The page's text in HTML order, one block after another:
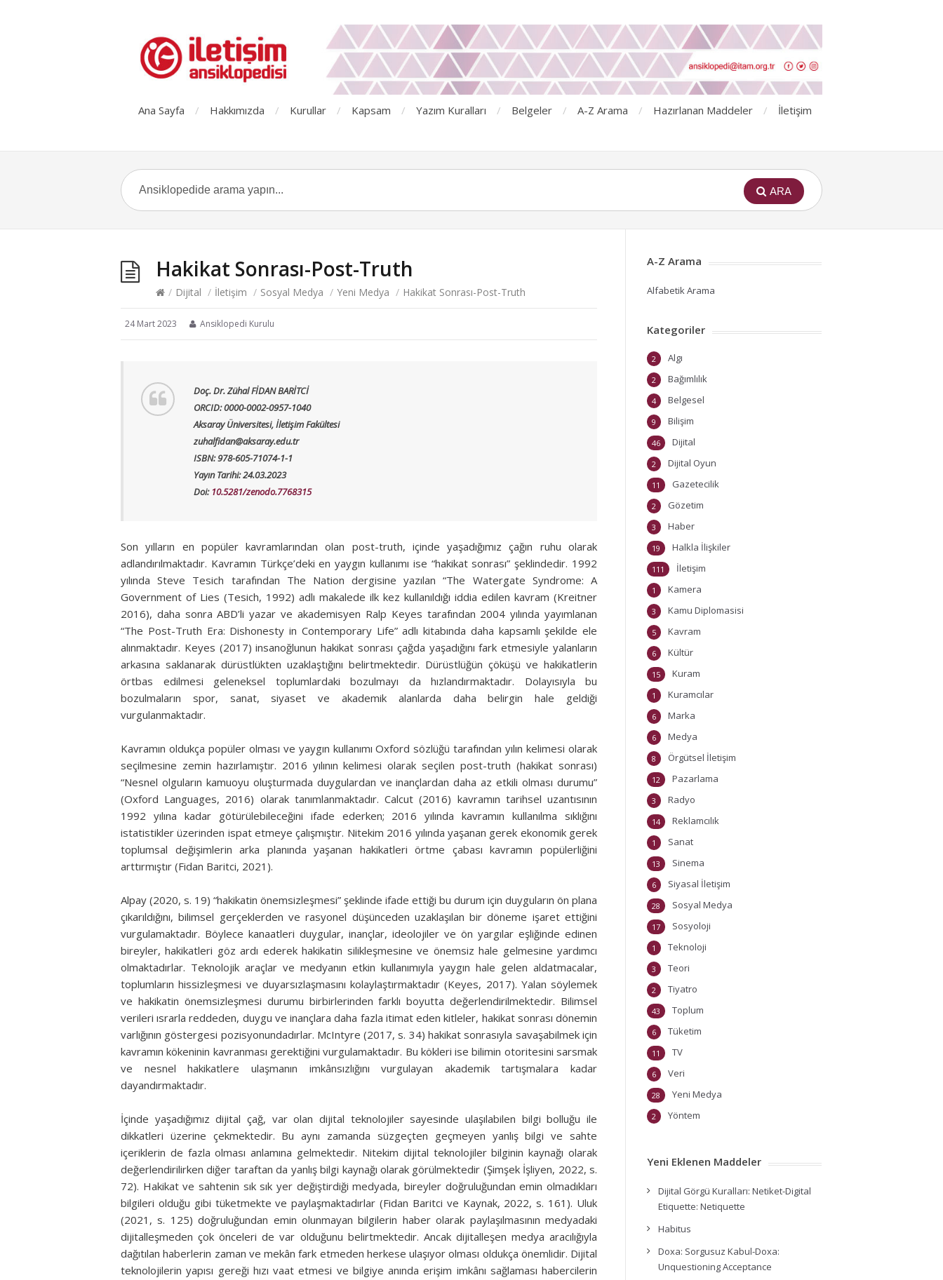
Ana Sayfa Hakkımızda Kurullar Kapsam Yazım Kuralları Belgeler A-Z Arama Hazırlanan Maddeler İletişim
ARA
Hakikat Sonrası-Post-Truth
/ Dijital / İletişim / Sosyal Medya / Yeni Medya / Hakikat Sonrası-Post-Truth
24 Mart 2023 Ansiklopedi Kurulu
Doç. Dr. Zühal FİDAN BARİTCİ
ORCID: 0000-0002-0957-1040
Aksaray Üniversitesi, İletişim Fakültesi
zuhalfidan@aksaray.edu.tr
ISBN: 978-605-71074-1-1
Yayın Tarihi: 24.03.2023
Doi: 10.5281/zenodo.7768315
Son yılların en popüler kavramlarından olan post-truth, içinde yaşadığımız çağın ruhu olarak
adlandırılmaktadır. Kavramın Türkçe’deki en yaygın kullanımı ise “hakikat sonrası” şeklindedir. 1992
yılında Steve Tesich tarafından The Nation dergisine yazılan “The Watergate Syndrome: A
Government of Lies (Tesich, 1992) adlı makalede ilk kez kullanıldığı iddia edilen kavram (Kreitner
2016), daha sonra ABD’li yazar ve akademisyen Ralp Keyes tarafından 2004 yılında yayımlanan
“The Post-Truth Era: Dishonesty in Contemporary Life” adlı kitabında daha kapsamlı şekilde ele
alınmaktadır. Keyes (2017) insanoğlunun hakikat sonrası çağda yaşadığını fark etmesiyle yalanların
arkasına saklanarak dürüstlükten uzaklaştığını belirtmektedir. Dürüstlüğün çöküşü ve hakikatlerin
örtbas edilmesi geleneksel toplumlardaki bozulmayı da hızlandırmaktadır. Dolayısıyla bu
bozulmaların spor, sanat, siyaset ve akademik alanlarda daha belirgin hale geldiği
vurgulanmaktadır.
Kavramın oldukça popüler olması ve yaygın kullanımı Oxford sözlüğü tarafından yılın kelimesi olarak
seçilmesine zemin hazırlamıştır. 2016 yılının kelimesi olarak seçilen post-truth (hakikat sonrası)
“Nesnel olguların kamuoyu oluşturmada duygulardan ve inançlardan daha az etkili olması durumu”
(Oxford Languages, 2016) olarak tanımlanmaktadır. Calcut (2016) kavramın tarihsel uzantısının
1992 yılına kadar götürülebileceğini ifade ederken; 2016 yılında kavramın kullanılma sıklığını
istatistikler üzerinden ispat etmeye çalışmıştır. Nitekim 2016 yılında yaşanan gerek ekonomik gerek
toplumsal değişimlerin arka planında yaşanan hakikatleri örtme çabası kavramın popülerliğini
arttırmıştır (Fidan Baritci, 2021).
Alpay (2020, s. 19) “hakikatin önemsizleşmesi” şeklinde ifade ettiği bu durum için duyguların ön plana
çıkarıldığını, bilimsel gerçeklerden ve rasyonel düşünceden uzaklaşılan bir döneme işaret ettiğini
vurgulamaktadır. Böylece kanaatleri duygular, inançlar, ideolojiler ve ön yargılar eşliğinde edinen
bireyler, hakikatleri göz ardı ederek hakikatin silikleşmesine ve önemsiz hale gelmesine yardımcı
olmaktadırlar. Teknolojik araçlar ve medyanın etkin kullanımıyla yaygın hale gelen aldatmacalar,
toplumların hissizleşmesi ve duyarsızlaşmasını kolaylaştırmaktadır (Keyes, 2017). Yalan söylemek
ve hakikatin önemsizleşmesi durumu birbirlerinden farklı boyutta değerlendirilmektedir. Bilimsel
verileri ısrarla reddeden, duygu ve inançlara daha fazla itimat eden kitleler, hakikat sonrası dönemin
varlığının göstergesi pozisyonundadırlar. McIntyre (2017, s. 34) hakikat sonrasıyla savaşabilmek için
kavramın kökeninin kavranması gerektiğini vurgulamaktadır. Bu kökleri ise bilimin otoritesini sarsmak
ve nesnel hakikatlere ulaşmanın imkânsızlığını vurgulayan akademik tartışmalara kadar
dayandırmaktadır.
İçinde yaşadığımız dijital çağ, var olan dijital teknolojiler sayesinde ulaşılabilen bilgi bolluğu ile
dikkatleri üzerine çekmektedir. Bu aynı zamanda süzgeçten geçmeyen yanlış bilgi ve sahte
içeriklerin de fazla olması anlamına gelmektedir. Nitekim dijital teknolojiler bilginin kaynağı olarak
değerlendirilirken diğer taraftan da yanlış bilgi kaynağı olarak görülmektedir (Şimşek İşliyen, 2022, s.
72). Hakikat ve sahtenin sık sık yer değiştirdiği medyada, bireyler doğruluğundan emin olmadıkları
bilgileri olduğu gibi tüketmekte ve paylaşmaktadırlar (Fidan Baritci ve Kaynak, 2022, s. 161). Uluk
(2021, s. 125) doğruluğundan emin olunmayan bilgilerin haber olarak paylaşılmasının medyadaki
dijitalleşmeden çok önceleri de var olduğunu belirtmektedir. Ancak dijitalleşen medya aracılığıyla
dağıtılan haberlerin zaman ve mekân fark etmeden herkese ulaşıyor olması oldukça önemlidir. Dijital
teknolojilerin yapısı gereği hızı vaat etmesi ve bilgiye anında erişim imkânı sağlaması habercilerin
A-Z Arama
Alfabetik Arama
Kategoriler
Algı
2
Bağımlılık
2
Belgesel
4
Bilişim
9
Dijital
46
Dijital Oyun
2
Gazetecilik
11
Gözetim
2
Haber
3
Halkla İlişkiler
19
İletişim
111
Kamera
1
Kamu Diplomasisi
3
Kavram
5
Kültür
6
Kuram
15
Kuramcılar
1
Marka
6
Medya
6
Örgütsel İletişim
8
Pazarlama
12
Radyo
3
Reklamcılık
14
Sanat
1
Sinema
13
Siyasal İletişim
6
Sosyal Medya
28
Sosyoloji
17
Teknoloji
1
Teori
3
Tiyatro
2
Toplum
43
Tüketim
6
TV
11
Veri
6
Yeni Medya
28
Yöntem
2
Yeni Eklenen Maddeler
Dijital Görgü Kuralları: Netiket-Digital
Etiquette: Netiquette
Habitus
Doxa: Sorgusuz Kabul-Doxa:
Unquestioning Acceptance